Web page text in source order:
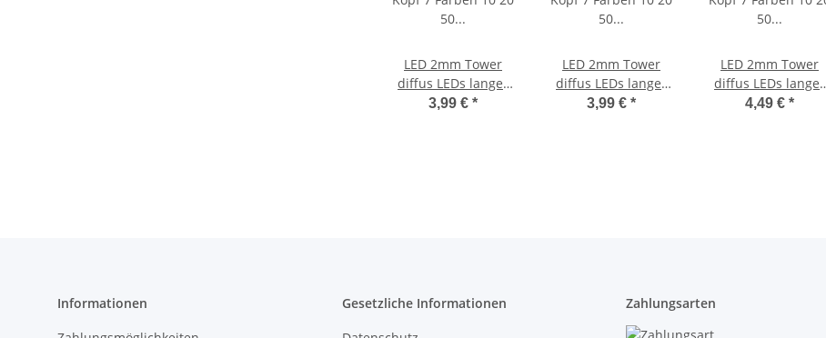
LED 2mm Tower
diffus LEDs langer
Kopf 7 Farben 10 20
3,99 € *
LED 2mm Tower
diffus LEDs langer
Kopf 7 Farben 10 20
3,99 € *
LED 2mm Tower
diffus LEDs langer
Kopf 7 Farben 10 20
4,49 € *
Informationen Gesetzliche Informationen Zahlungsarten